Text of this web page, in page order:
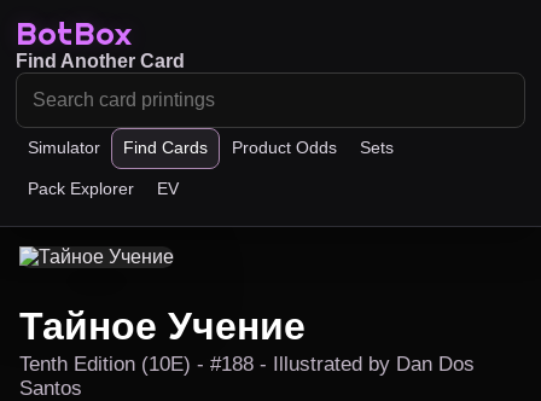
BotBox
Simulator Find Cards Product Odds Sets
Pack Explorer EV
Find Another Card
Тайное Учение
Tenth Edition (10E) - #188 - Illustrated by Dan Dos
Santos